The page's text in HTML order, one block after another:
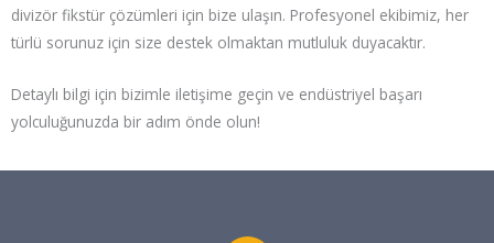
divizör fikstür çözümleri için bize ulaşın. Profesyonel ekibimiz, her
türlü sorunuz için size destek olmaktan mutluluk duyacaktır.
Detaylı bilgi için bizimle iletişime geçin ve endüstriyel başarı
yolculuğunuzda bir adım önde olun!